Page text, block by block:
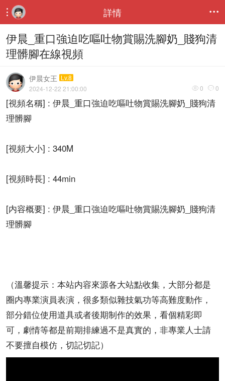
 詳情 
伊晨_重口強迫吃嘔吐物賞賜洗腳奶_賤狗清
理髒腳在線視頻
伊晨女王 Lv.8
 0  0
2024-12-22 21:00:00
[視頻名稱] : 伊晨_重口強迫吃嘔吐物賞賜洗腳奶_賤狗清
理髒腳
[視頻大小] : 340M
[視頻時長] : 44min
[内容概要] : 伊晨_重口強迫吃嘔吐物賞賜洗腳奶_賤狗清
理髒腳
（溫馨提示：本站内容來源各大站點收集，大部分都是
圈内專業演員表演，很多類似雜技氣功等高難度動作，
部分錯位使用道具或者後期制作的效果，看個精彩即
可，劇情等都是前期排練過不是真實的，非專業人士請
不要擅自模仿，切記切記）